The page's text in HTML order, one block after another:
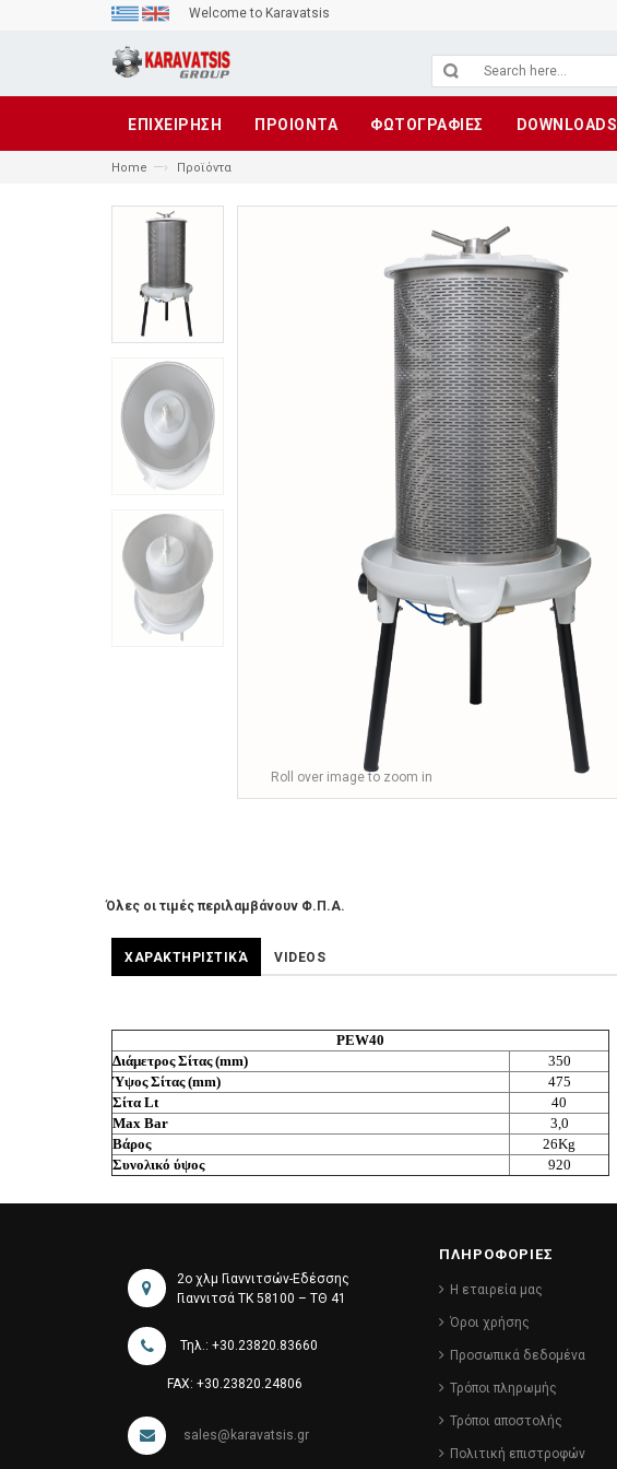
Welcome to Karavatsis
ΕΠΙΧΕΙΡΗΣΗ ΠΡΟΙΟΝΤΑ ΦΩΤΟΓΡΑΦΙΕΣ DOWNLOADS
Home —› Προϊόντα
Roll over image to zoom in
Όλες οι τιμές περιλαμβάνουν Φ.Π.Α.
ΧΑΡΑΚΤΗΡΙΣΤΙΚΆ VIDEOS
PEW40
Διάμετρος Σίτας (mm)
350
Ύψος Σίτας (mm)
475
Σίτα Lt
40
Max Bar
3,0
Βάρος
26Kg
Συνολικό ύψος
920
2ο χλμ Γιαννιτσών-Εδέσσης
Γιαννιτσά ΤΚ 58100 – ΤΘ 41
Τηλ.: +30.23820.83660
FAX: +30.23820.24806
sales@karavatsis.gr
ΠΛΗΡΟΦΟΡΙΕΣ
Η εταιρεία μας
Όροι χρήσης
Προσωπικά δεδομένα
Τρόποι πληρωμής
Τρόποι αποστολής
Πολιτική επιστροφών